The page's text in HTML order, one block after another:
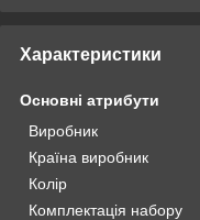
Характеристики
Основні атрибути
Виробник
Країна виробник
Колір
Комплектація набору